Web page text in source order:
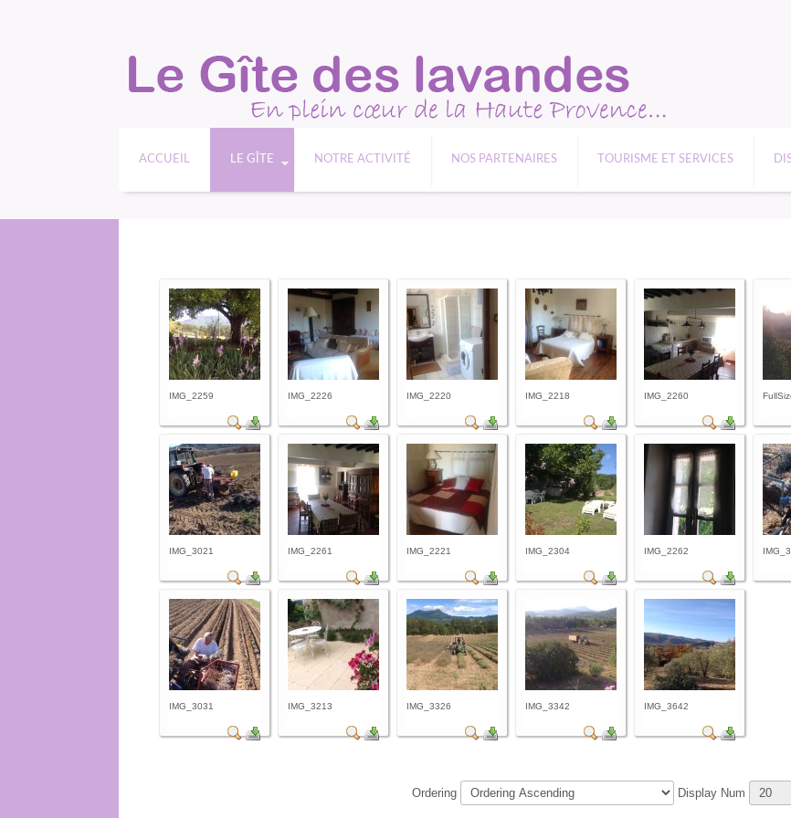
ACCUEIL LE GÎTE NOTRE ACTIVITÉ NOS PARTENAIRES TOURISME ET SERVICES
IMG_2259 IMG_2226 IMG_2220 IMG_2218 IMG_2260
IMG_3021 IMG_2261 IMG_2221 IMG_2304 IMG_2262
IMG_3031 IMG_3213 IMG_3326 IMG_3342 IMG_3642
Ordering Display Num